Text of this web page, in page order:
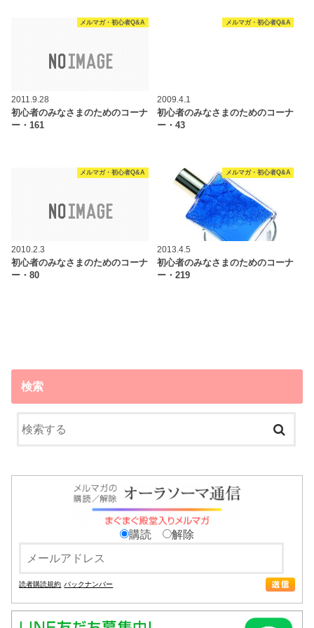
メルマガ・初心者Q&A
2011.9.28
初心者のみなさまのためのコーナ
ー・161
メルマガ・初心者Q&A
2009.4.1
初心者のみなさまのためのコーナ
ー・43
メルマガ・初心者Q&A
2010.2.3
初心者のみなさまのためのコーナ
ー・80
メルマガ・初心者Q&A
2013.4.5
初心者のみなさまのためのコーナ
ー・219
検索
購読 解除
読者購読規約 バックナンバー